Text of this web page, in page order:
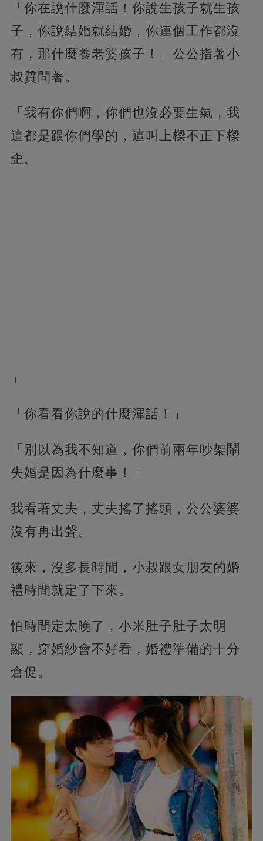
「你在說什麼渾話！你說生孩子就生孩
子，你說結婚就結婚，你連個工作都沒
有，那什麼養老婆孩子！」公公指著小
叔質問著。
「我有你們啊，你們也沒必要生氣，我
這都是跟你們學的，這叫上樑不正下樑
歪。
」
「你看看你說的什麼渾話！」
「別以為我不知道，你們前兩年吵架鬧
失婚是因為什麼事！」
我看著丈夫，丈夫搖了搖頭，公公婆婆
沒有再出聲。
後來，沒多長時間，小叔跟女朋友的婚
禮時間就定了下來。
怕時間定太晚了，小米肚子肚子太明
顯，穿婚紗會不好看，婚禮準備的十分
倉促。